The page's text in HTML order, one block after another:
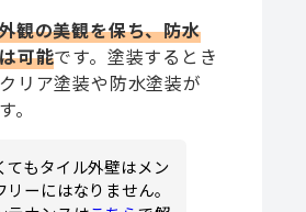
観の美観を保ち、防水
可能です。塗装するとき
リア塗装や防水塗装が
。
てもタイル外壁はメン
ーにはなりません。